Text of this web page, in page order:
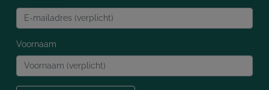
Voornaam